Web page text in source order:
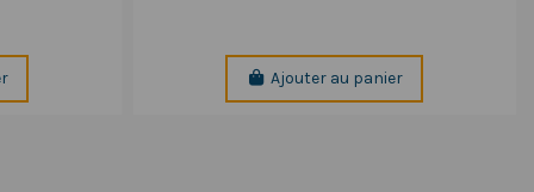
Ajouter au panier